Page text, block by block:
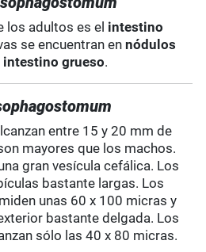
los adultos es el intestino
se encuentran en nódulos
intestino grueso.
entre 15 y 20 mm de
mayores que los machos.
gran vesícula cefálica. Los
bastante largas. Los
miden unas 60 x 100 micras y
bastante delgada. Los
sólo las 40 x 80 micras.